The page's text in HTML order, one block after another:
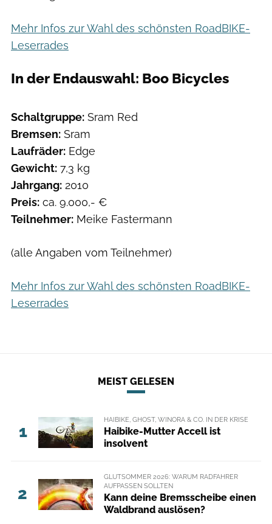
Mehr Infos zur Wahl des schönsten RoadBIKE-
Leserrades
In der Endauswahl: Boo Bicycles
Schaltgruppe: Sram Red
Bremsen: Sram
Laufräder: Edge
Gewicht: 7,3 kg
Jahrgang: 2010
Preis: ca. 9.000,- €
Teilnehmer: Meike Fastermann
(alle Angaben vom Teilnehmer)
Mehr Infos zur Wahl des schönsten RoadBIKE-
Leserrades
MEIST GELESEN
1
HAIBIKE, GHOST, WINORA & CO. IN DER KRISE
Haibike-Mutter Accell ist
insolvent
2
GLUTSOMMER 2026: WARUM RADFAHRER
AUFPASSEN SOLLTEN
Kann deine Bremsscheibe einen
Waldbrand auslösen?